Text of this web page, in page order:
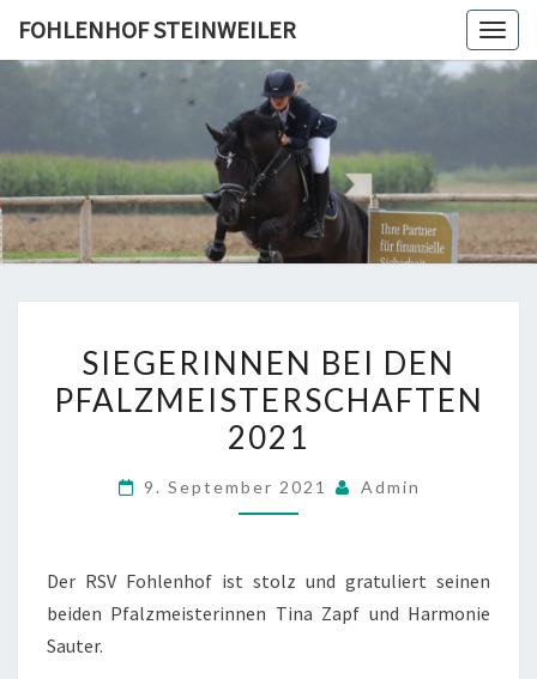
content
FOHLENHOF STEINWEILER
BEI
DEN
PFALZMEISTERSCHAFTEN
SIEGERINNEN BEI DEN
PFALZMEISTERSCHAFTEN
2021
9. September 2021 Admin
Der RSV Fohlenhof ist stolz und gratuliert seinen
beiden Pfalzmeisterinnen Tina Zapf und Harmonie
Sauter.